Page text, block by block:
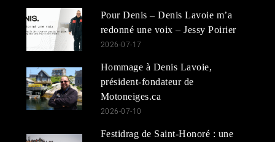
Pour Denis – Denis Lavoie m’a
redonné une voix – Jessy Poirier
2026-07-17
Hommage à Denis Lavoie,
président-fondateur de
Motoneiges.ca
2026-07-10
Festidrag de Saint-Honoré : une